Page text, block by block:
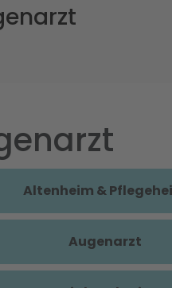
Altenheim &
Augenarzt